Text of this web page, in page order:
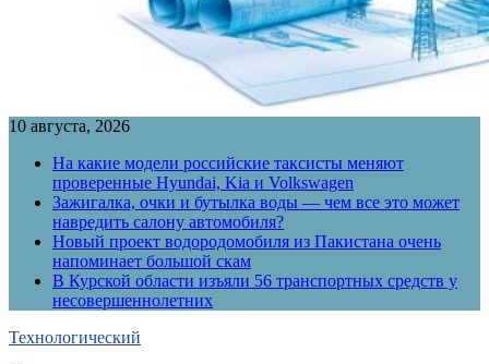
10 августа, 2026
На какие модели российские таксисты меняют
проверенные Hyundai, Kia и Volkswagen
Зажигалка, очки и бутылка воды — чем все это может
навредить салону автомобиля?
Новый проект водородомобиля из Пакистана очень
напоминает большой скам
В Курской области изъяли 56 транспортных средств у
несовершеннолетних
Технологический